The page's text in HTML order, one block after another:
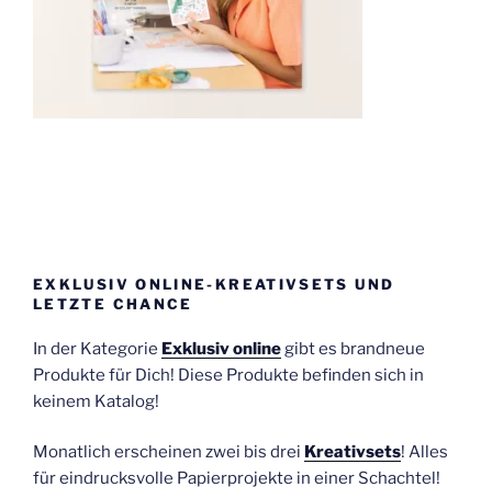
EXKLUSIV ONLINE-KREATIVSETS UND
LETZTE CHANCE
In der Kategorie Exklusiv onlinegibt es brandneue
Produkte für Dich! Diese Produkte befinden sich in
keinem Katalog!
Monatlich erscheinen zwei bis drei Kreativsets! Alles
für eindrucksvolle Papierprojekte in einer Schachtel!